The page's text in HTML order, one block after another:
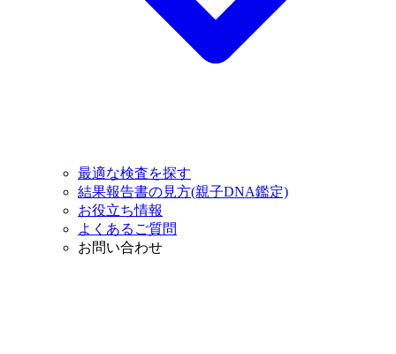
最適な検査を探す
結果報告書の見方(親子DNA鑑定)
お役立ち情報
よくあるご質問
お問い合わせ